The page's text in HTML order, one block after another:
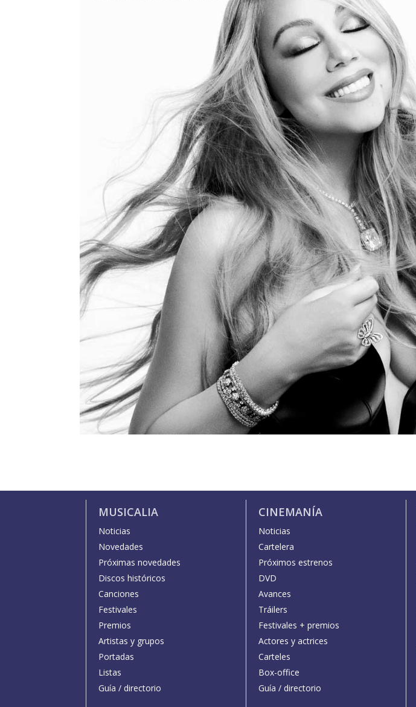
MUSICALIA
Noticias
Novedades
Próximas novedades
Discos históricos
Canciones
Festivales
Premios
Artistas y grupos
Portadas
Listas
Guía / directorio
CINEMANÍA
Noticias
Cartelera
Próximos estrenos
DVD
Avances
Tráilers
Festivales + premios
Actores y actrices
Carteles
Box-office
Guía / directorio